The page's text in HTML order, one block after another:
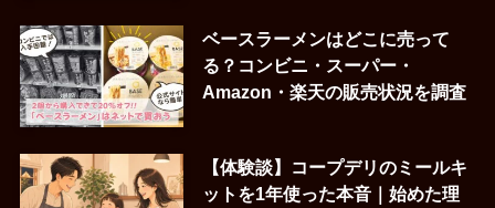
ベースラーメンはどこに売って
る？コンビニ・スーパー・
Amazon・楽天の販売状況を調査
【体験談】コープデリのミールキ
ットを1年使った本音｜始めた理